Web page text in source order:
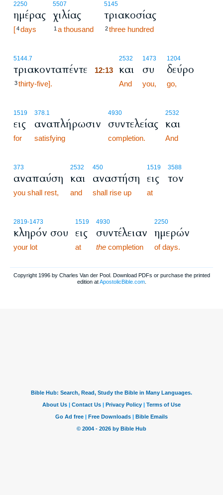
2250
ημέρας
[4days
5507
χιλίας
1 a thousand
5145
τριακοσίας
2three hundred
5144.7
τριακονταπέντε
3thirty-five].
2532
12:13 και
And
1473
συ
you,
1204
δεύρο
go,
1519
εις
for
378.1
αναπλήρωσιν
satisfying
4930
συντελείας
completion.
2532
και
And
373
αναπαύση
you shall rest,
2532
και
and
450
αναστήση
shall rise up
1519
εις
at
3588
τον
2819-1473
κληρόν σου
your lot
1519
εις
at
4930
συντέλειαν
the completion
2250
ημερών
of days.
Copyright 1996 by Charles Van der Pool. Download PDFs or purchase the printed
edition atApostolicBible.com.